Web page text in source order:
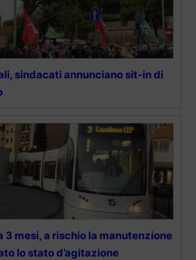
sindacati annunciano sit-in di
3 mesi, a rischio la manutenzione
lo stato d’agitazione